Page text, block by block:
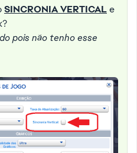
SINCRONIA VERTICALe
pois não tenho esse